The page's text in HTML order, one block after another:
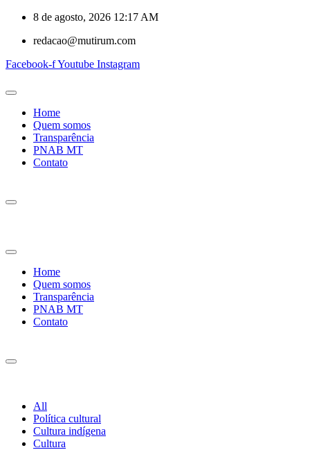
8 de agosto, 2026 12:17 AM
redacao@mutirum.com
Facebook-fYoutube Instagram
Home
Quem somos
Transparência
PNAB MT
Contato
Home
Quem somos
Transparência
PNAB MT
Contato
All
Política cultural
Cultura indígena
Cultura